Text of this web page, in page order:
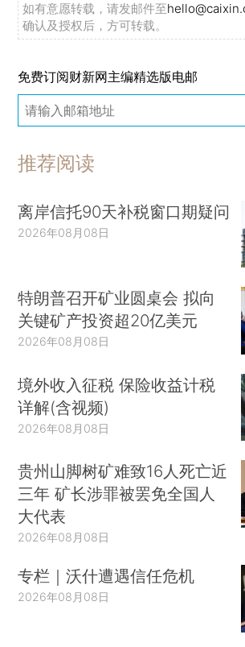
如有意愿转载，请发邮件至
确认及授权后，方可转载。
免费订阅财新网主编精选版电邮
推荐阅读
离岸信托90天补税窗口期疑问
2026年08月08日
特朗普召开矿业圆桌会 拟向
关键矿产投资超20亿美元
2026年08月08日
境外收入征税 保险收益计税
详解(含视频)
2026年08月08日
贵州山脚树矿难致16人死亡近
三年 矿长涉罪被罢免全国人
大代表
2026年08月08日
专栏｜沃什遭遇信任危机
2026年08月08日